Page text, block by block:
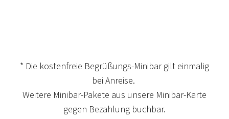
* Die kostenfreie Begrüßungs-Minibar gilt einmalig
bei Anreise.
Weitere Minibar-Pakete aus unsere Minibar-Karte
gegen Bezahlung buchbar.